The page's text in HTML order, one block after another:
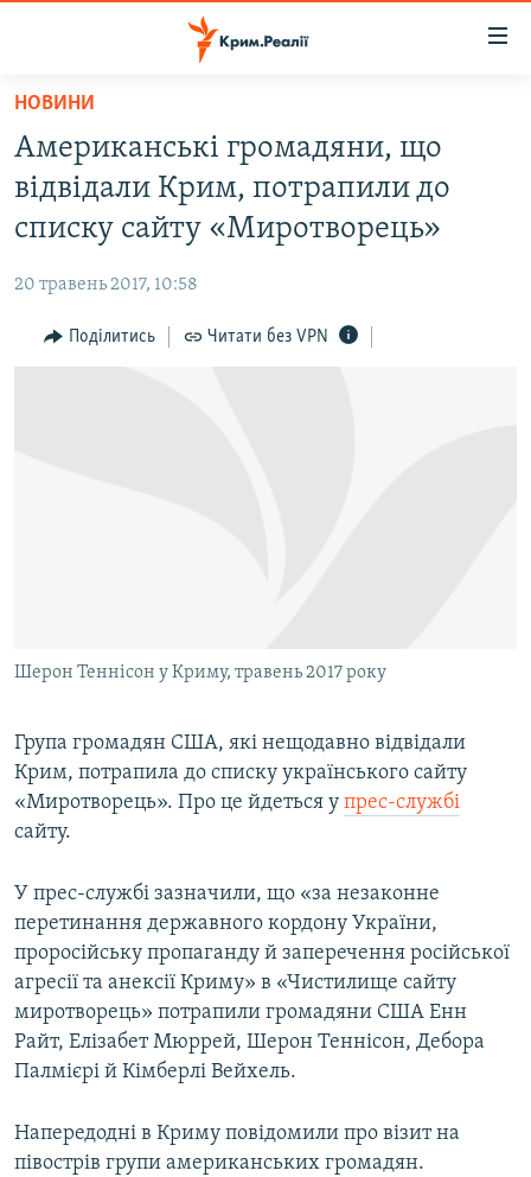
Перейти
основного
матеріалу
до
основної
навігації
Перейти
до
ВОДА.КРИМ
ВІДЕО ТА ФОТО
БЛОГИ
ПОГЛЯД
ІНФОГРАФІКА
ДОЛУЧАЙСЯ!
Усі сайти RFE/RL
НОВИНИ
Американські громадяни, що
відвідали Крим, потрапили до
списку сайту «Миротворець»
20 травень 2017, 10:58
Поділитись Читати без VPN
Шерон Теннісон у Криму, травень 2017 року
Група громадян США, які нещодавно відвідали
Крим, потрапила до списку українського сайту
«Миротворець». Про це йдеться у прес-службі
сайту.
У прес-службі зазначили, що «за незаконне
перетинання державного кордону України,
проросійську пропаганду й заперечення російської
агресії та анексії Криму» в «Чистилище сайту
миротворець» потрапили громадяни США Енн
Райт, Елізабет Мюррей, Шерон Теннісон, Дебора
Палмієрі й Кімберлі Вейхель.
Напередодні в Криму повідомили про візит на
півострів групи американських громадян.